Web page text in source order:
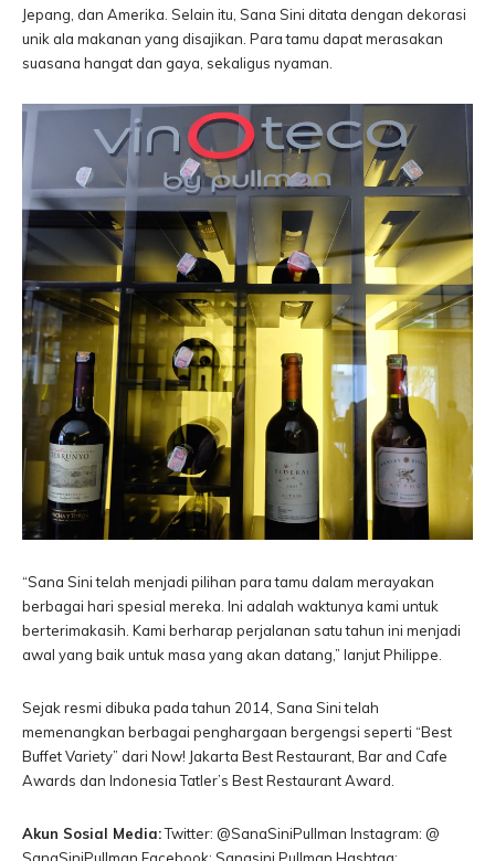
Jepang, dan Amerika. Selain itu, Sana Sini ditata dengan dekorasi
unik ala makanan yang disajikan. Para tamu dapat merasakan
suasana hangat dan gaya, sekaligus nyaman.
“Sana Sini telah menjadi pilihan para tamu dalam merayakan
berbagai hari spesial mereka. Ini adalah waktunya kami untuk
berterimakasih. Kami berharap perjalanan satu tahun ini menjadi
awal yang baik untuk masa yang akan datang,” lanjut Philippe.
Sejak resmi dibuka pada tahun 2014, Sana Sini telah
memenangkan berbagai penghargaan bergengsi seperti “Best
Buffet Variety” dari Now! Jakarta Best Restaurant, Bar and Cafe
Awards dan Indonesia Tatler’s Best Restaurant Award.
Akun Sosial Media:Twitter: @SanaSiniPullman Instagram: @